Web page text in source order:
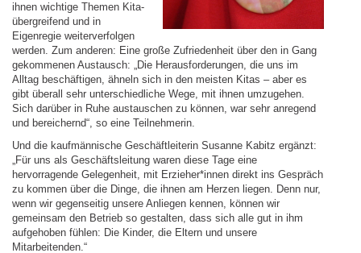
ihnen wichtige Themen Kita-
übergreifend und in
Eigenregie weiterverfolgen
werden. Zum anderen: Eine große Zufriedenheit über den in Gang
gekommenen Austausch: „Die Herausforderungen, die uns im
Alltag beschäftigen, ähneln sich in den meisten Kitas – aber es
gibt überall sehr unterschiedliche Wege, mit ihnen umzugehen.
Sich darüber in Ruhe austauschen zu können, war sehr anregend
und bereichernd“, so eine Teilnehmerin.
Und die kaufmännische Geschäftleiterin Susanne Kabitz ergänzt:
„Für uns als Geschäftsleitung waren diese Tage eine
hervorragende Gelegenheit, mit Erzieher*innen direkt ins Gespräch
zu kommen über die Dinge, die ihnen am Herzen liegen. Denn nur,
wenn wir gegenseitig unsere Anliegen kennen, können wir
gemeinsam den Betrieb so gestalten, dass sich alle gut in ihm
aufgehoben fühlen: Die Kinder, die Eltern und unsere
Mitarbeitenden.“